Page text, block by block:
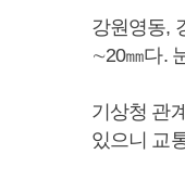
강원영동,
∼20㎜다.
기상청 관
있으니 교